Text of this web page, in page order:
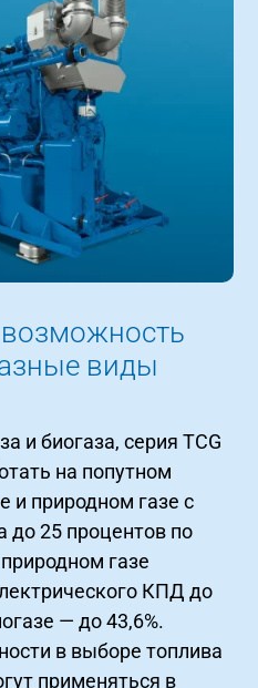
виды
и биогаза, серия TCG
на попутном
и природном газе с
до 25 процентов по
газе
КПД до
— до 43,6%.
в выборе топлива
применяться в